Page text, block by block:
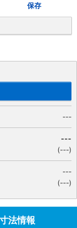
保存
---
---
(---)
---
(---)
法情報